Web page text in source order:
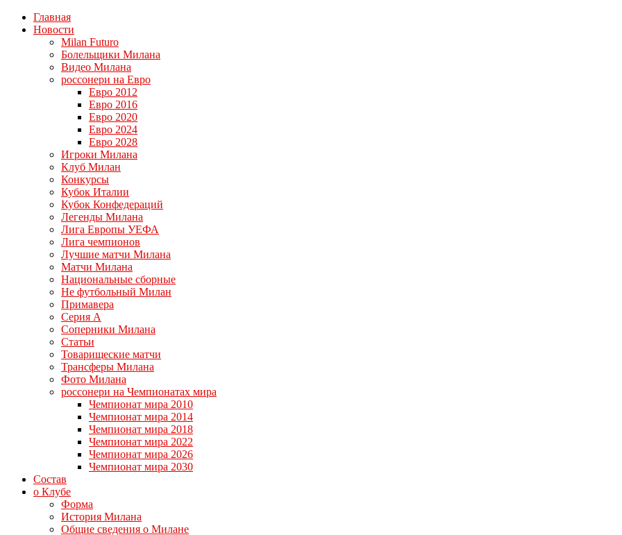
Главная
Новости
Milan Futuro
Болельщики Милана
Видео Милана
россонери на Евро
Евро 2012
Евро 2016
Евро 2020
Евро 2024
Евро 2028
Игроки Милана
Клуб Милан
Конкурсы
Кубок Италии
Кубок Конфедераций
Легенды Милана
Лига Европы УЕФА
Лига чемпионов
Лучшие матчи Милана
Матчи Милана
Национальные сборные
Не футбольный Милан
Примавера
Серия А
Соперники Милана
Статьи
Товарищеские матчи
Трансферы Милана
Фото Милана
россонери на Чемпионатах мира
Чемпионат мира 2010
Чемпионат мира 2014
Чемпионат мира 2018
Чемпионат мира 2022
Чемпионат мира 2026
Чемпионат мира 2030
Состав
о Клубе
Форма
История Милана
Общие сведения о Милане